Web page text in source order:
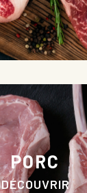
PORC
DÉCOUVRIR